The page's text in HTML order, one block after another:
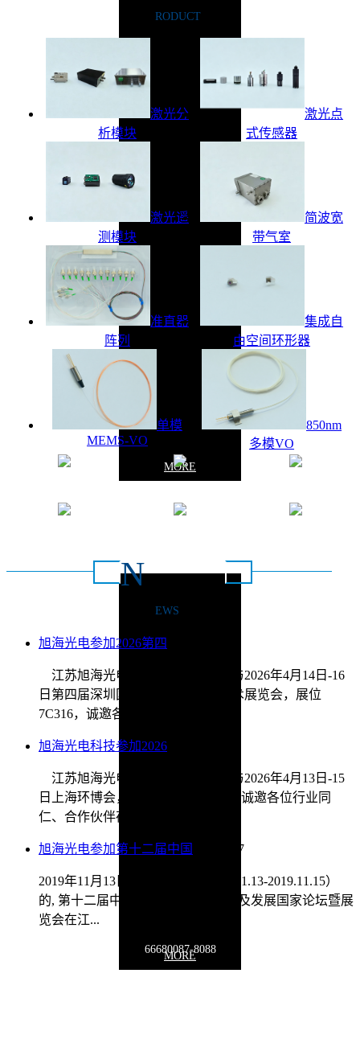
RODUCT
激光分
析模块
激光点
式传感器
激光遥
测模块
简波宽
带气室
准直器
阵列
集成自
由空间环形器
单模
MEMS-VO
850nm
多模VO
MORE
N
EWS
旭海光电参加2026第四
江苏旭海光电科技有限公司将参与2026年4月14日-16
日第四届深圳国际传感器与应用技术展览会，展位
7C316，诚邀各位同仁、合作伙...
旭海光电科技参加2026
江苏旭海光电科技有限公司将参与2026年4月13日-15
日上海环博会，展位位于E4馆E02，诚邀各位行业同
仁、合作伙伴莅临指导。我...
旭海光电参加第十二届中国 2020/1/17
2019年11月13日，历时三天（2019.11.13-2019.11.15）
的, 第十二届中国在线分析仪器应用及发展国家论坛暨展
览会在江...
MORE
66680087-8088